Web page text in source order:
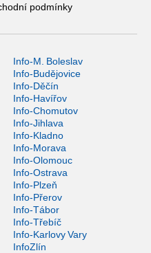
podmínky
Info-M. Boleslav
Info-Budějovice
Info-Děčín
Info-Havířov
Info-Chomutov
Info-Jihlava
Info-Kladno
Info-Morava
Info-Olomouc
Info-Ostrava
Info-Plzeň
Info-Přerov
Info-Tábor
Info-Třebíč
Info-Karlovy Vary
InfoZlín